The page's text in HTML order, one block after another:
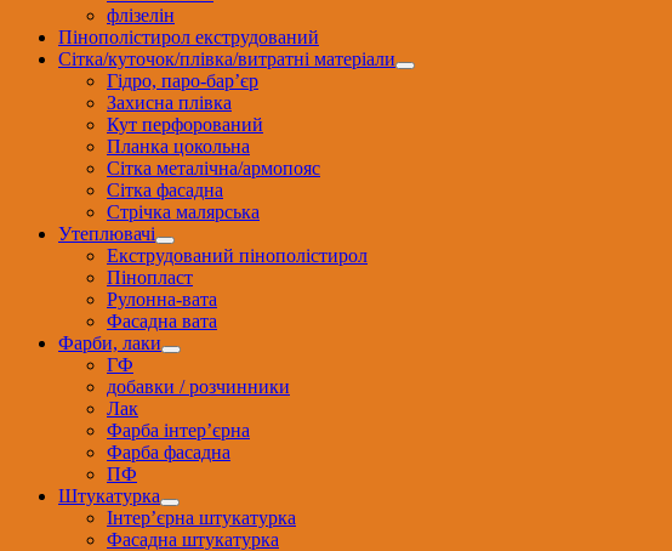
флізелін
Пінополістирол екструдований
Сітка/куточок/плівка/витратні матеріали
Гідро, паро-бар’єр
Захисна плівка
Кут перфорований
Планка цокольна
Сітка металічна/армопояс
Сітка фасадна
Стрічка малярська
Утеплювачі
Екструдований пінополістирол
Пінопласт
Рулонна-вата
Фасадна вата
Фарби, лаки
ГФ
добавки / розчинники
Лак
Фарба інтер’єрна
Фарба фасадна
ПФ
Штукатурка
Інтер’єрна штукатурка
Фасадна штукатурка